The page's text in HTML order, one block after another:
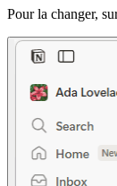
Pour la changer,